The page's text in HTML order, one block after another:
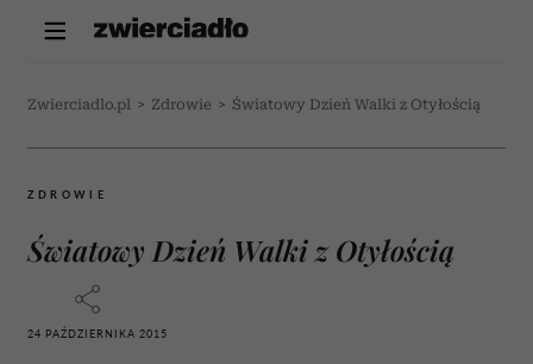
Zwierciadlo.pl > Zdrowie > Światowy Dzień Walki z Otyłością
ZDROWIE
Światowy Dzień Walki z Otyłością
24 PAŹDZIERNIKA 2015